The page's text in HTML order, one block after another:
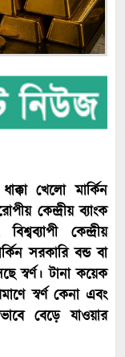
খেলো মার্কিন
কেন্দ্রীয় ব্যাংক
কেন্দ্রীয়
সরকারি বন্ড বা
স্বর্ণ। টানা কয়েক
স্বর্ণ কেনা এবং
বেড়ে যাওয়ার